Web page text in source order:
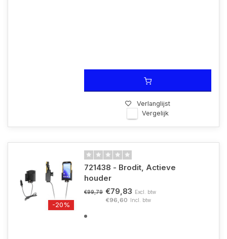
Verlanglijst
Vergelijk
-20%
721438 - Brodit, Actieve
houder
€99,79 €79,83 Excl. btw
€96,60 Incl. btw